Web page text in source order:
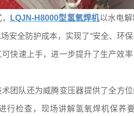
LQJN-H8000型氢氧焊机以水电
安全防护成本，实现了“安全、环
快速上手，进一步提升了生产效
团队还为威腾变压器提供了全方
行检查，现场讲解氢氧焊机保养